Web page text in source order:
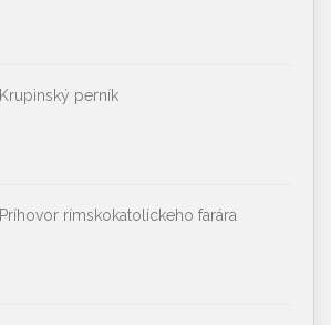
Krupinský perník
Príhovor rímskokatolíckeho farára